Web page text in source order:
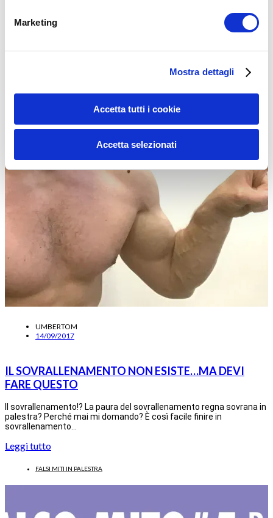
Marketing
Mostra dettagli
Accetta tutti i cookie
Accetta selezionati
UMBERTOM
14/09/2017
IL SOVRALLENAMENTO NON ESISTE…MA DEVI
FARE QUESTO
Il sovrallenamento!? La paura del sovrallenamento regna sovrana in
palestra? Perché mai mi domando? È così facile finire in
sovrallenamento…
Leggi tutto
FALSI MITI IN PALESTRA